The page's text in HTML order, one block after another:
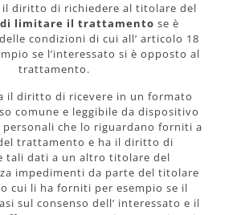
il diritto di richiedere al titolare del
di limitare il trattamentose è
condizioni di cui all’ articolo 18
se l’interessato si è opposto al
trattamento.
il diritto di ricevere in un formato
comune e leggibile da dispositivo
che lo riguardano forniti a
trattamento e ha il diritto di
tali dati a un altro titolare del
impedimenti da parte del titolare
cui li ha forniti per esempio se il
sul consenso dell’ interessato e il